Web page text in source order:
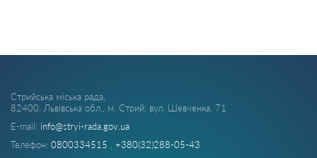
Стрийська міська рада,
82400, Львівська обл., м. Стрий, вул. Шевченка, 71
E-mail: info@stryi-rada.gov.ua
Телефон: 0800334515 +380(32)288-05-43